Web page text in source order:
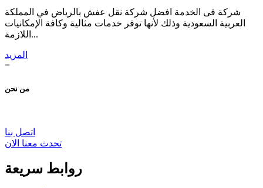
شركة فى الخدمة افضل شركة نقل عفش بالرياض في المملكة
العربية السعودية وذلك لأنها توفر خدمات مثالية وكافة الإمكانيات
اللازمة...
المزيد
=
من نحن
اتصل بنا
تحدث معنا الان
روابط سريعة